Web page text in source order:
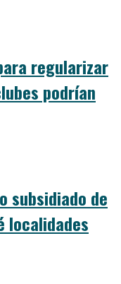
regularizar
podrían
subsidiado de
localidades